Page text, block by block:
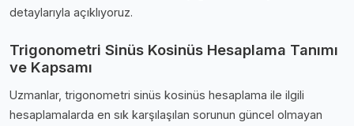
detaylarıyla açıklıyoruz.
Trigonometri Sinüs Kosinüs Hesaplama Tanımı
ve Kapsamı
Uzmanlar, trigonometri sinüs kosinüs hesaplama ile ilgili
hesaplamalarda en sık karşılaşılan sorunun güncel olmayan